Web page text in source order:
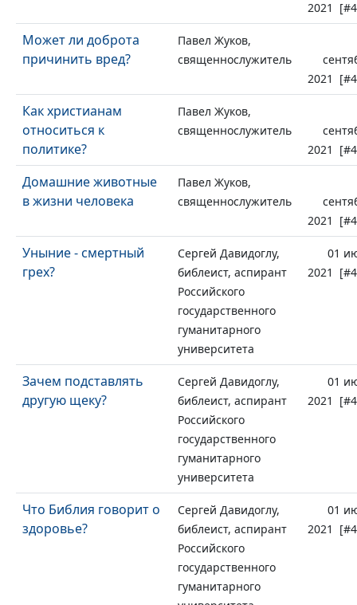
2021
Может ли доброта
причинить вред?
Павел Жуков,
священнослужитель
2021
Как христианам
относиться к
политике?
Павел Жуков,
священнослужитель
2021
Домашние животные
в жизни человека
Павел Жуков,
священнослужитель
2021
Уныние - смертный
грех?
Сергей Давидоглу,
библеист, аспирант
Российского
государственного
гуманитарного
университета
01
2021
Зачем подставлять
другую щеку?
Сергей Давидоглу,
библеист, аспирант
Российского
государственного
гуманитарного
университета
01
2021
Что Библия говорит о
здоровье?
Сергей Давидоглу,
библеист, аспирант
Российского
государственного
гуманитарного
01
2021